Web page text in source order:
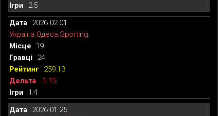
2:5
2026-02-01
Україна.Одеса.Sporting.
19
24
259.13
-1.15
1:4
2026-01-25